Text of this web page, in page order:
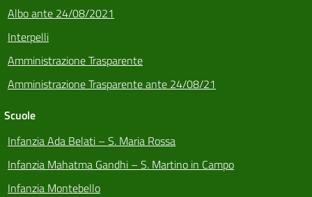
Albo ante 24/08/2021
Interpelli
Amministrazione Trasparente
Amministrazione Trasparente ante 24/08/21
Scuole
Infanzia Ada Belati – S. Maria Rossa
Infanzia Mahatma Gandhi – S. Martino in Campo
Infanzia Montebello